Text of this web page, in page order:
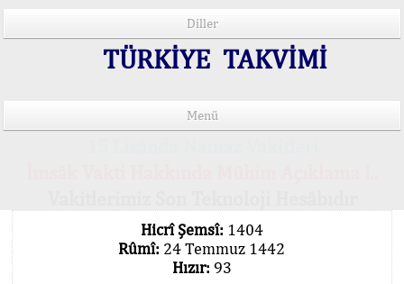
Diller
TÜRKİYE TAKVİMİ
Menü
Hicrî Şemsî: 1404
Rûmî: 24 Temmuz 1442
Hızır: 93